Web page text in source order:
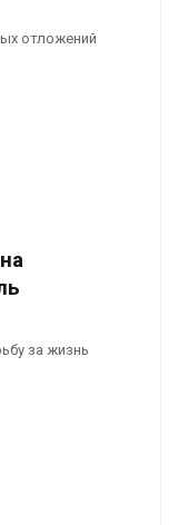
отложений
за жизнь